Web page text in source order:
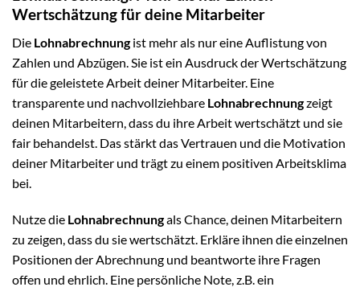
Wertschätzung für deine Mitarbeiter
Die Lohnabrechnungist mehr als nur eine Auflistung von
Zahlen und Abzügen. Sie ist ein Ausdruck der Wertschätzung
für die geleistete Arbeit deiner Mitarbeiter. Eine
transparente und nachvollziehbare Lohnabrechnungzeigt
deinen Mitarbeitern, dass du ihre Arbeit wertschätzt und sie
fair behandelst. Das stärkt das Vertrauen und die Motivation
deiner Mitarbeiter und trägt zu einem positiven Arbeitsklima
bei.
Nutze die Lohnabrechnungals Chance, deinen Mitarbeitern
zu zeigen, dass du sie wertschätzt. Erkläre ihnen die einzelnen
Positionen der Abrechnung und beantworte ihre Fragen
offen und ehrlich. Eine persönliche Note, z.B. ein